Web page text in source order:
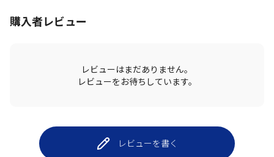
購入者レビュー
レビューはまだありません。
レビューをお待ちしています。
レビューを書く